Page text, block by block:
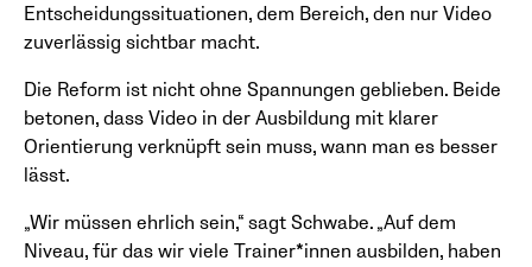
Entscheidungssituationen, dem Bereich, den nur Video
zuverlässig sichtbar macht.
Die Reform ist nicht ohne Spannungen geblieben. Beide
betonen, dass Video in der Ausbildung mit klarer
Orientierung verknüpft sein muss, wann man es besser
lässt.
„Wir müssen ehrlich sein,“ sagt Schwabe. „Auf dem
Niveau, für das wir viele Trainer*innen ausbilden, haben